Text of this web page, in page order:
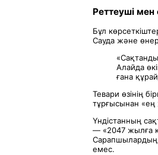
Реттеуші
Бұл
Сауда және
Алайда
ғана
Тевари өзінің
тұрғысынан
Үндістанның
— «2047 жылға
Сарапшылардың
емес.